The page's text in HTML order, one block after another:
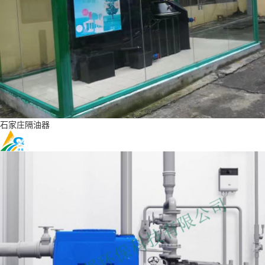
石家庄隔油器